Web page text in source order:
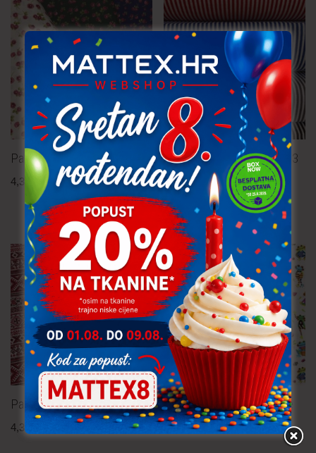
Pamučna tkanina – roses
4,30 uključ. PDV po metru
Pamučna tkanina – pruge 3
mm
4,30 uključ. PDV po metru
Pamučna tkanina
4,30 po metru
Pamučna tkanina – žabice
3,80€ uključ. PDV po metru